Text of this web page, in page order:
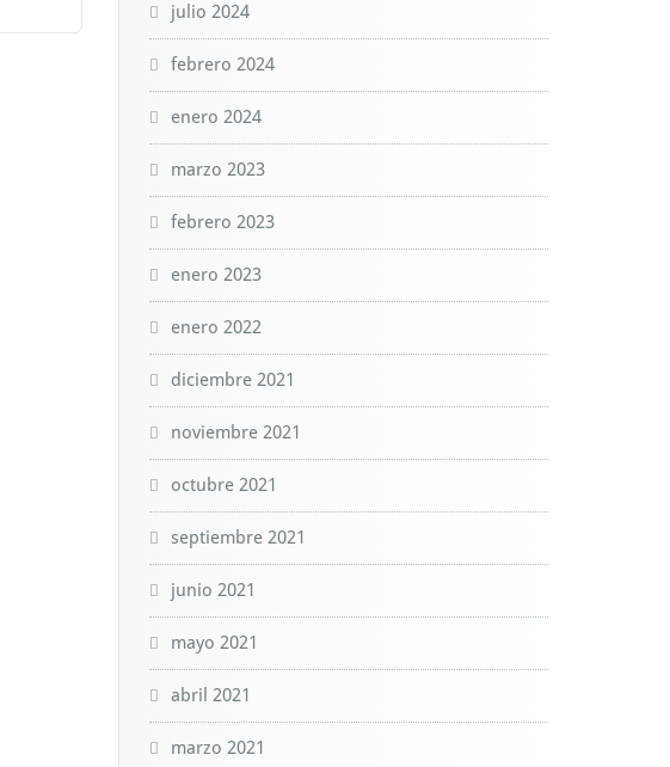
julio 2024
febrero 2024
enero 2024
marzo 2023
febrero 2023
enero 2023
enero 2022
diciembre 2021
noviembre 2021
octubre 2021
septiembre 2021
junio 2021
mayo 2021
abril 2021
marzo 2021